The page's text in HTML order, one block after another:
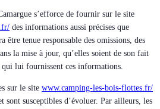
s’efforce de fournir sur le site
des informations aussi précises que
tenue responsable des omissions, des
la mise à jour, qu’elles soient de son fait
lui fournissent ces informations.
sur le site www.camping-les-bois-flottes.fr/
sont susceptibles d’évoluer. Par ailleurs, les